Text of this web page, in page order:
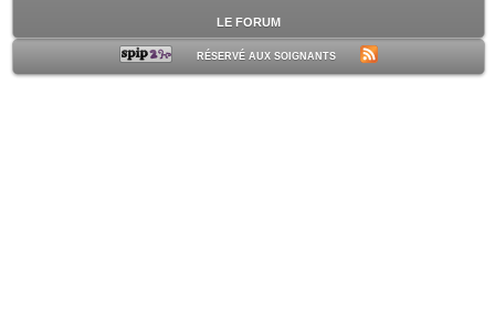
LE FORUM
RÉSERVÉ AUX SOIGNANTS